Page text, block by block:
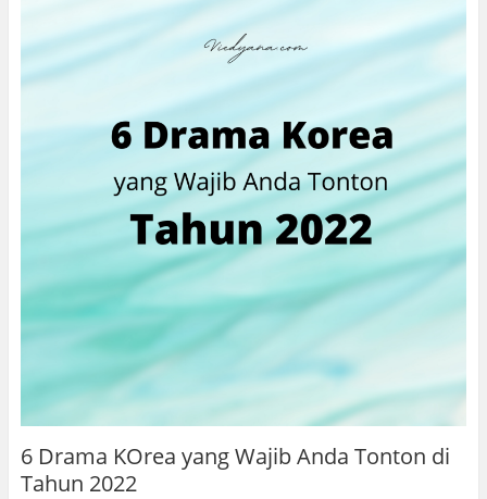
6 Drama KOrea yang Wajib Anda Tonton di
Tahun 2022